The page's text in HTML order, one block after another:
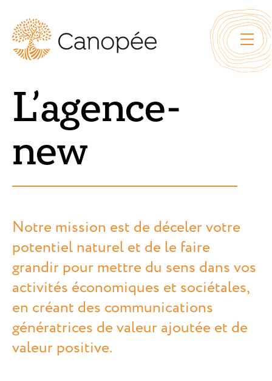
L’agence-
new
Notre mission est de déceler votre
potentiel naturel et de le faire
grandir pour mettre du sens dans vos
activités économiques et sociétales,
en créant des communications
génératrices de valeur ajoutée et de
valeur positive.